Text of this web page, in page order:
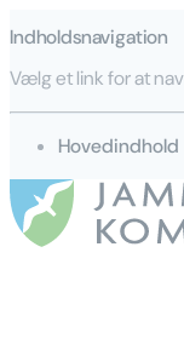
Indholdsnavigation
Vælg et link for at
gå til
Hovedindhold